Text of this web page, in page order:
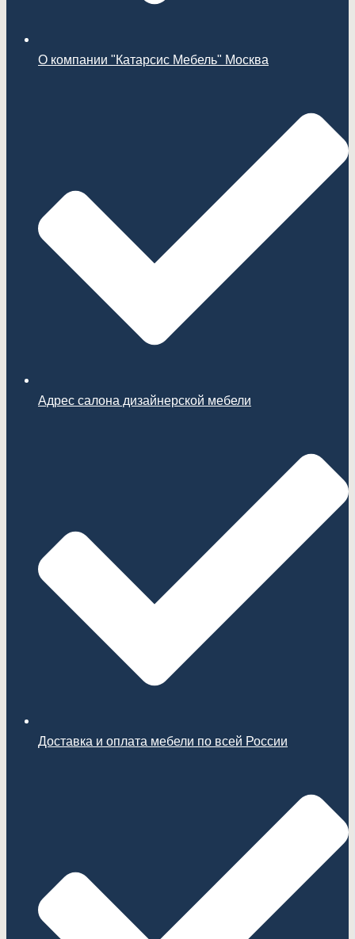
О компании "Катарсис Мебель" Москва
Адрес салона дизайнерской мебели
Доставка и оплата мебели по всей России